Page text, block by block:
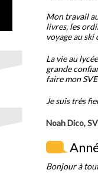
Mon travail
livres, les
voyage au ski
La vie au
grande
faire mon
Je suis très
Noah Dico,
Bonjour à